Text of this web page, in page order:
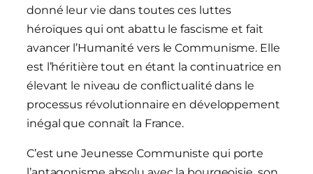
donné leur vie dans toutes ces luttes
héroïques qui ont abattu le fascisme et fait
avancer l’Humanité vers le Communisme. Elle
est l’héritière tout en étant la continuatrice en
élevant le niveau de conflictualité dans le
processus révolutionnaire en développement
inégal que connaît la France.
C’est une Jeunesse Communiste qui porte